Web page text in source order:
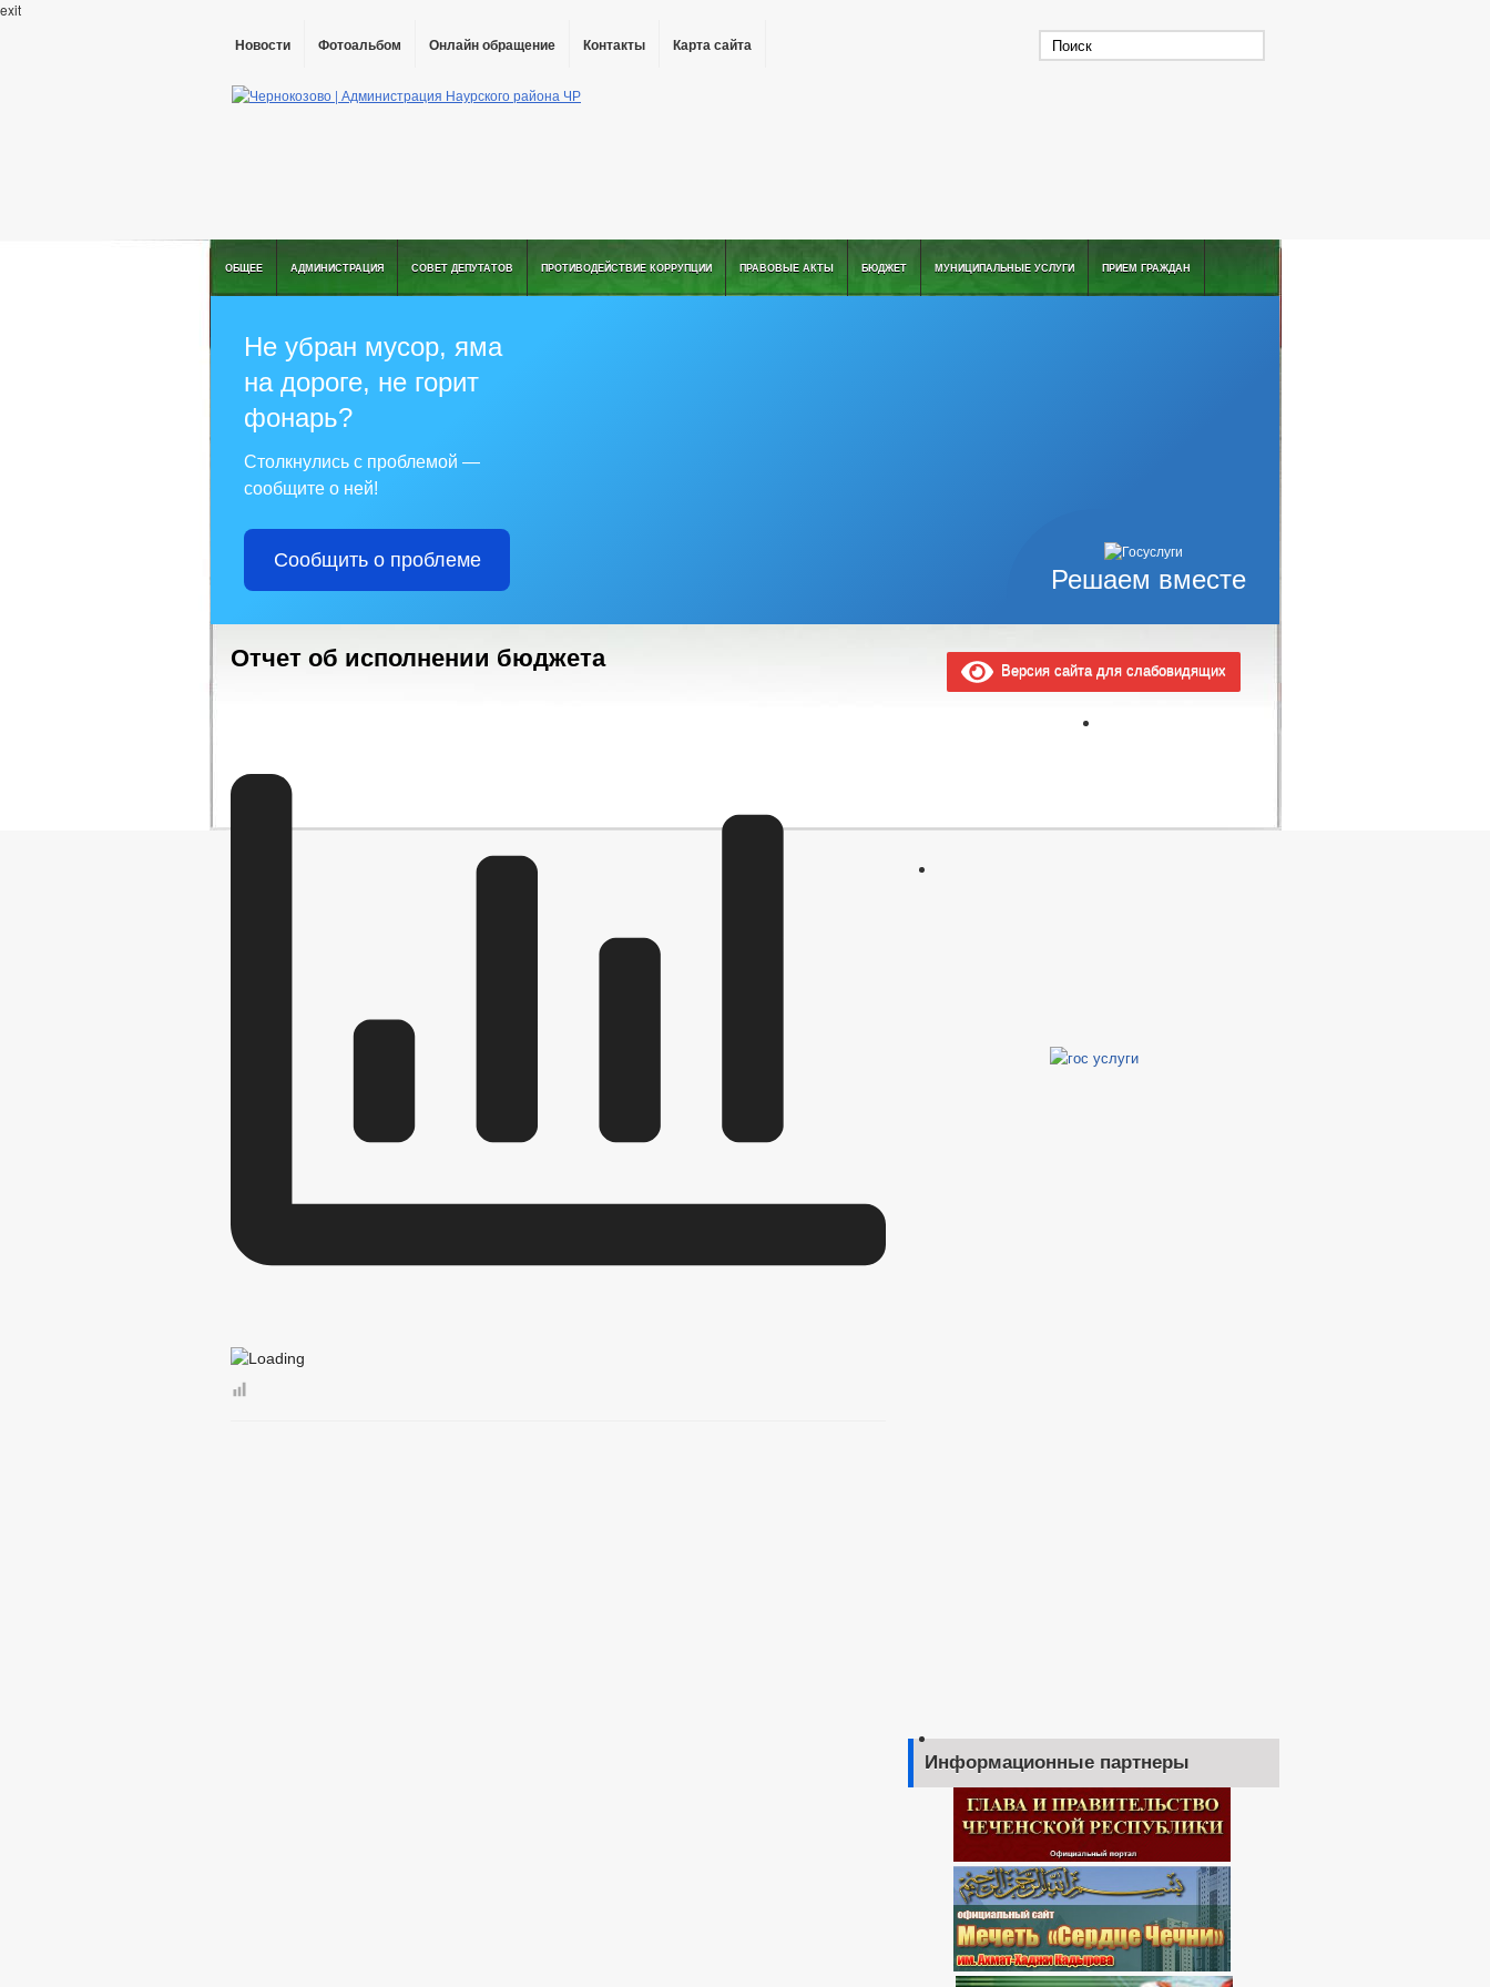
exit
Новости Фотоальбом Онлайн обращение Контакты Карта сайта
ОБЩЕЕ АДМИНИСТРАЦИЯ СОВЕТ ДЕПУТАТОВ ПРОТИВОДЕЙСТВИЕ КОРРУПЦИИ ПРАВОВЫЕ АКТЫ БЮДЖЕТ МУНИЦИПАЛЬНЫЕ УСЛУГИ ПРИЕМ ГРАЖДАН
Решаем вместе
Не убран мусор, яма
на дороге, не горит
фонарь?
Столкнулись с проблемой —
сообщите о ней!
Сообщить о проблеме
Отчет об исполнении бюджета Версия сайта для слабовидящих
Информационные партнеры